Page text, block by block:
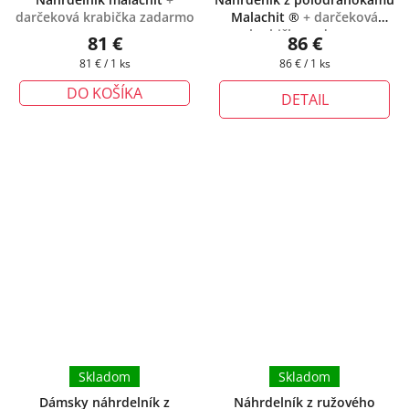
darčeková krabička zadarmo
81 €
Jednotková
cena:
81 € / 1 ks
DO KOŠÍKA
Malachit ® + darčeková
krabička zadarmo
86 €
Jednotková
cena:
86 € / 1 ks
DETAIL
Dámsky náhrdelník z
Skladom
Náhrdelník z ružového
Skladom